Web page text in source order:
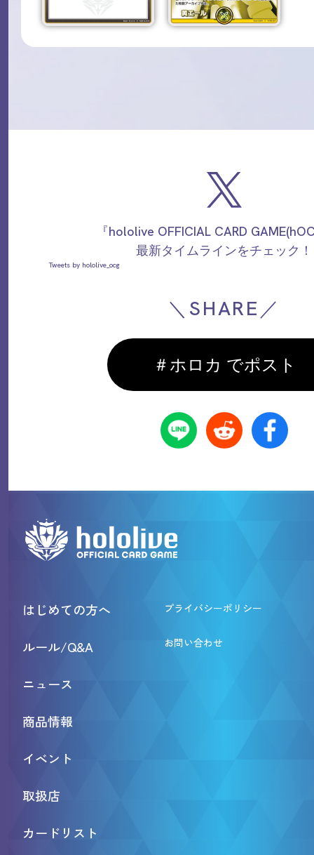
『hololive OFFICIAL CARD
最新タイムラインをチェック！
Tweets by hololive_ocg
＼SHARE／
＃ホロカ でポスト
はじめての方へ
ルール/Q&A
ニュース
商品情報
イベント
取扱店
カードリスト
プライバシーポリシー
お問い合わせ